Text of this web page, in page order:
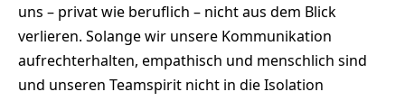
uns – privat wie beruflich – nicht aus dem Blick
verlieren. Solange wir unsere Kommunikation
aufrechterhalten, empathisch und menschlich sind
und unseren Teamspirit nicht in die Isolation